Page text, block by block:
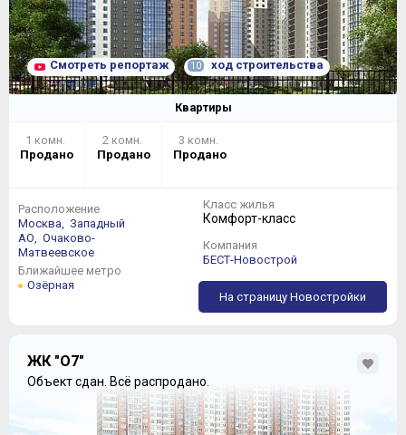
Смотреть репортаж 10 ход строительства
Квартиры
1 комн.
Продано
2 комн.
Продано
3 комн.
Продано
Расположение
Москва, Западный
АО, Очаково-
Матвеевское
Ближайшее метро
Озёрная
Класс жилья
Комфорт-класс
Компания
БЕСТ-Новострой
На страницу Новостройки
ЖК "О7"
Объект сдан. Всё распродано.